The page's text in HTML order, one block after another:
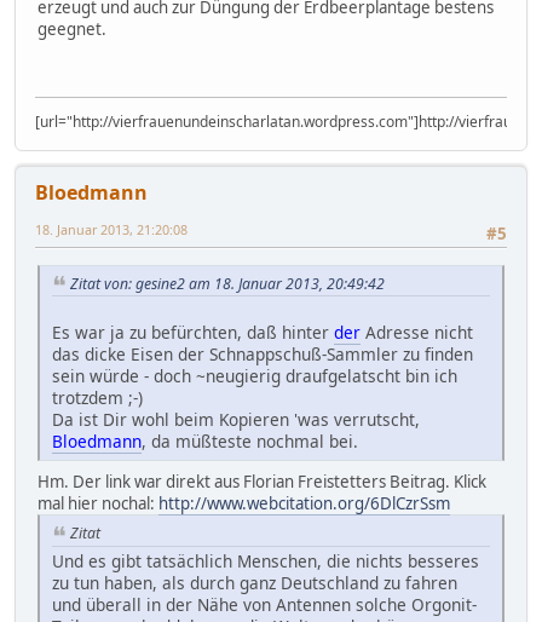
erzeugt und auch zur Düngung der Erdbeerplantage bestens
geegnet.
[url="http://vierfrauenundeinscharlatan.wordpress.com"]http://
Bloedmann
#5
18. Januar 2013, 21:20:08
Zitat von: gesine2 am 18. Januar 2013, 20:49:42
Es war ja zu befürchten, daß hinter der Adresse nicht
das dicke Eisen der Schnappschuß-Sammler zu finden
sein würde - doch ~neugierig draufgelatscht bin ich
trotzdem ;-)
Da ist Dir wohl beim Kopieren 'was verrutscht,
Bloedmann, da müßteste nochmal bei.
Hm. Der link war direkt aus Florian Freistetters Beitrag. Klick
mal hier nochal: http://www.webcitation.org/6DlCzrSsm
Zitat
Und es gibt tatsächlich Menschen, die nichts besseres
zu tun haben, als durch ganz Deutschland zu fahren
und überall in der Nähe von Antennen solche Orgonit-